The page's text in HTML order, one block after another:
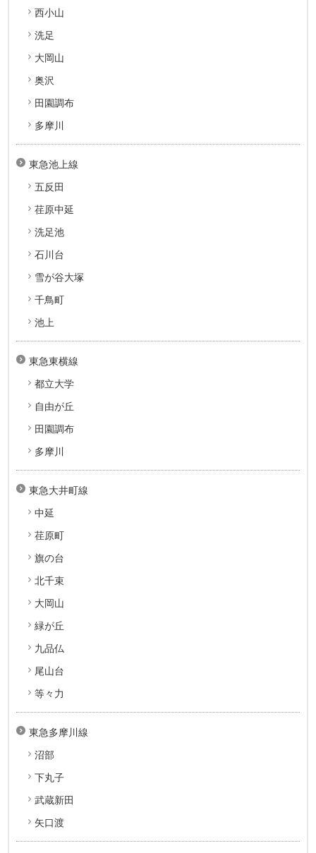
西小山
洗足
大岡山
奥沢
田園調布
多摩川
東急池上線
五反田
荏原中延
洗足池
石川台
雪が谷大塚
千鳥町
池上
東急東横線
都立大学
自由が丘
田園調布
多摩川
東急大井町線
中延
荏原町
旗の台
北千束
大岡山
緑が丘
九品仏
尾山台
等々力
東急多摩川線
沼部
下丸子
武蔵新田
矢口渡